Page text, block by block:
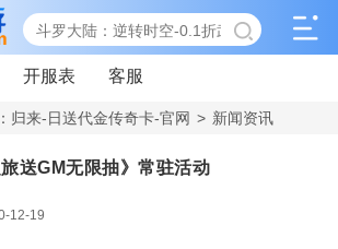
开服表 客服
归来-日送代金传奇卡-官网 > 新闻资讯
旅送GM无限抽》常驻活动
12-19